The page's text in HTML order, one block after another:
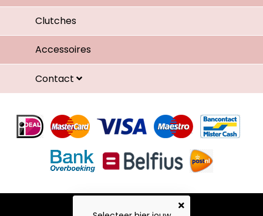
Clutches
Accessoires
Contact